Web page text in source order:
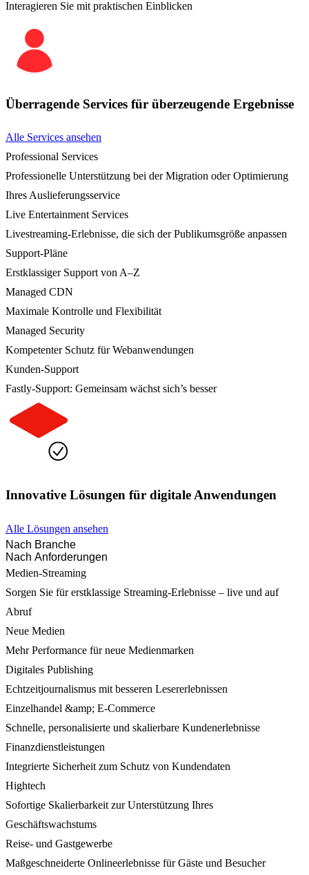
Interagieren Sie mit praktischen Einblicken
Überragende Services für überzeugende Ergebnisse
Alle Services ansehen
Professional Services
Professionelle Unterstützung bei der Migration oder Optimierung
Ihres Auslieferungsservice
Live Entertainment Services
Livestreaming-Erlebnisse, die sich der Publikumsgröße anpassen
Support-Pläne
Erstklassiger Support von A–Z
Managed CDN
Maximale Kontrolle und Flexibilität
Managed Security
Kompetenter Schutz für Webanwendungen
Kunden-Support
Fastly-Support: Gemeinsam wächst sich’s besser
Innovative Lösungen für digitale Anwendungen
Alle Lösungen ansehen
Nach Branche
Nach Anforderungen
Medien-Streaming
Sorgen Sie für erstklassige Streaming-Erlebnisse – live und auf
Abruf
Neue Medien
Mehr Performance für neue Medienmarken
Digitales Publishing
Echtzeitjournalismus mit besseren Lesererlebnissen
Einzelhandel &amp; E-Commerce
Schnelle, personalisierte und skalierbare Kundenerlebnisse
Finanzdienstleistungen
Integrierte Sicherheit zum Schutz von Kundendaten
Hightech
Sofortige Skalierbarkeit zur Unterstützung Ihres
Geschäftswachstums
Reise- und Gastgewerbe
Maßgeschneiderte Onlineerlebnisse für Gäste und Besucher